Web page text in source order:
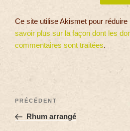
Ce site utilise Akismet pour réduire
savoir plus sur la façon dont les
commentaires sont traitées.
PRÉCÉDENT
Rhum arrangé